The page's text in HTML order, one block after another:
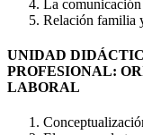
La
Relación familia
UNIDAD
PROFESIONAL:
LABORAL